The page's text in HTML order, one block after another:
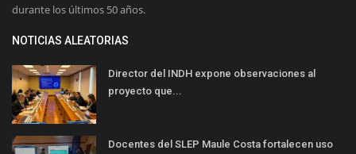
durante los últimos 50 años.
NOTICIAS ALEATORIAS
Director del INDH expone observaciones al
proyecto que...
Docentes del SLEP Maule Costa fortalecen uso